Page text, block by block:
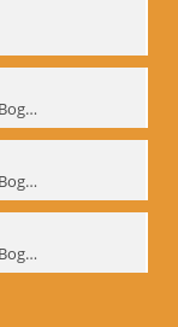
Phoenix Ensemble und Gennadij Bogdanow; BM-img-105-1
Phoenix Ensemble und Gennadij Bogdanow; BM-img-105-2
Phoenix Ensemble und Gennadij Bogdanow; BM-img-105-3